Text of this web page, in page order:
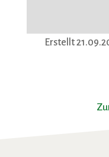
Erstellt